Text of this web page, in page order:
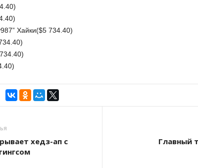
Хайки($5 734.40)
хедз-ап с
Главный